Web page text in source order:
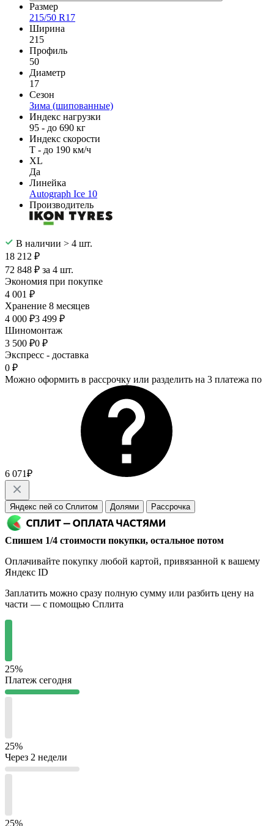
Размер
215/50 R17
Ширина
215
Профиль
50
Диаметр
17
Сезон
Зима (шипованные)
Индекс нагрузки
95 - до 690 кг
Индекс скорости
T - до 190 км/ч
XL
Да
Линейка
Autograph Ice 10
Производитель
В наличии > 4 шт.
18 212 ₽
72 848 ₽ за 4 шт.
Экономия при покупке
4 001 ₽
Хранение 8 месяцев
4 000 ₽3 499 ₽
Шиномонтаж
3 500 ₽0 ₽
Экспресс - доставка
0 ₽
Можно оформить в рассрочку или разделить на 3 платежа по
6 071₽
Яндекс пей со Сплитом Долями Рассрочка
Спишем 1/4 стоимости покупки, остальное потом
Оплачивайте покупку любой картой, привязанной к вашему
Яндекс ID
Заплатить можно сразу полную сумму или разбить цену на
части — с помощью Сплита
25%
Платеж сегодня
25%
Через 2 недели
25%